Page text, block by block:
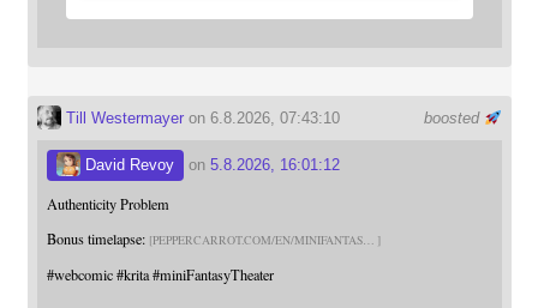
boosted
Till Westermayeron 6.8.2026, 07:43:10
David Revoy on 5.8.2026, 16:01:12
Authenticity Problem
Bonus timelapse: PEPPERCARROT.COM/EN/MINIFANTAS
#webcomic #krita #miniFantasyTheater